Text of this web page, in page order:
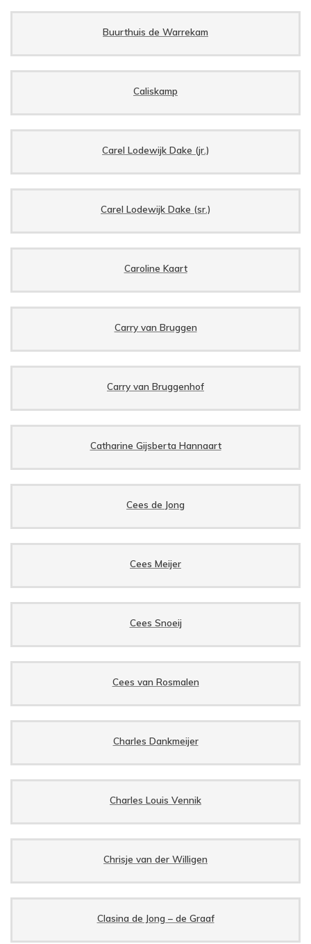
Buurthuis de Warrekam
Caliskamp
Carel Lodewijk Dake (jr.)
Carel Lodewijk Dake (sr.)
Caroline Kaart
Carry van Bruggen
Carry van Bruggenhof
Catharine Gijsberta Hannaart
Cees de Jong
Cees Meijer
Cees Snoeij
Cees van Rosmalen
Charles Dankmeijer
Charles Louis Vennik
Chrisje van der Willigen
Clasina de Jong – de Graaf